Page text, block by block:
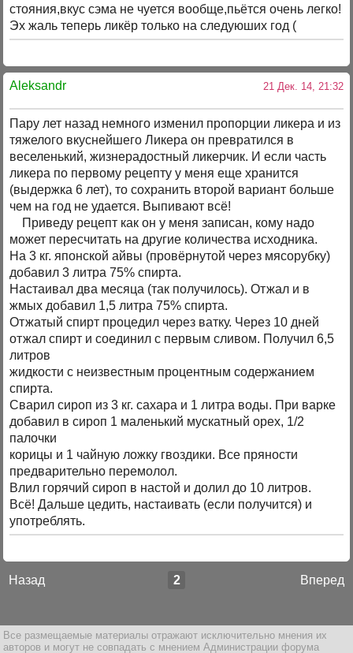
стояния,вкус сэма не чуется вообще,пьётся очень легко!
Эх жаль теперь ликёр только на следуюших год (
Aleksandr 21 Дек. 14, 21:32
Пару лет назад немного изменил пропорции ликера и из
тяжелого вкуснейшего Ликера он превратился в
веселенький, жизнерадостный ликерчик. И если часть
ликера по первому рецепту у меня еще хранится
(выдержка 6 лет), то сохранить второй вариант больше
чем на год не удается. Выпивают всё!
Приведу рецепт как он у меня записан, кому надо
может пересчитать на другие количества исходника.
На 3 кг. японской айвы (провёрнутой через мясорубку)
добавил 3 литра 75% спирта.
Настаивал два месяца (так получилось). Отжал и в
жмых добавил 1,5 литра 75% спирта.
Отжатый спирт процедил через ватку. Через 10 дней
отжал спирт и соединил с первым сливом. Получил 6,5
литров
жидкости с неизвестным процентным содержанием
спирта.
Сварил сироп из 3 кг. сахара и 1 литра воды. При варке
добавил в сироп 1 маленький мускатный орех, 1/2
палочки
корицы и 1 чайную ложку гвоздики. Все пряности
предварительно перемолол.
Влил горячий сироп в настой и долил до 10 литров.
Всё! Дальше цедить, настаивать (если получится) и
употреблять.
Назад Вперед
2
Все размещаемые материалы отражают исключительно мнения их
авторов и могут не совпадать с мнением Администрации форума